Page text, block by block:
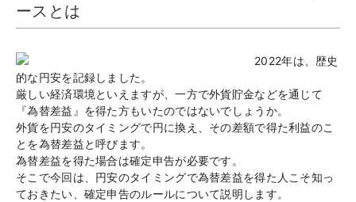
ースとは
2022年は、歴史
的な円安を記録しました。
厳しい経済環境といえますが、一方で外貨貯金などを通じて
『為替差益』を得た方もいたのではないでしょうか。
外貨を円安のタイミングで円に換え、その差額で得た利益のこ
とを為替差益と呼びます。
為替差益を得た場合は確定申告が必要です。
そこで今回は、円安のタイミングで為替差益を得た人こそ知っ
ておきたい、確定申告のルールについて説明します。